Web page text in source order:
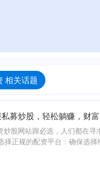
相关话题
募炒股，轻松躺赚，财
股网站蹿必选，人们都在寻
择正规的配资平台：确保选